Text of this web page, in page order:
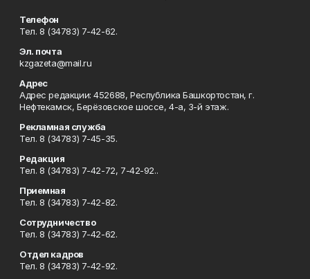
Телефон
Тел. 8 (34783) 7-42-62.
Эл. почта
kzgazeta@mail.ru
Адрес
Адрес редакции: 452688, Республика Башкортостан, г.
Нефтекамск, Берёзовское шоссе, 4-а, 3-й этаж.
Рекламная служба
Тел. 8 (34783) 7-45-35.
Редакция
Тел. 8 (34783) 7-42-72, 7-42-92..
Приемная
Тел. 8 (34783) 7-42-82.
Сотрудничество
Тел. 8 (34783) 7-42-62.
Отдел кадров
Тел. 8 (34783) 7-42-92.